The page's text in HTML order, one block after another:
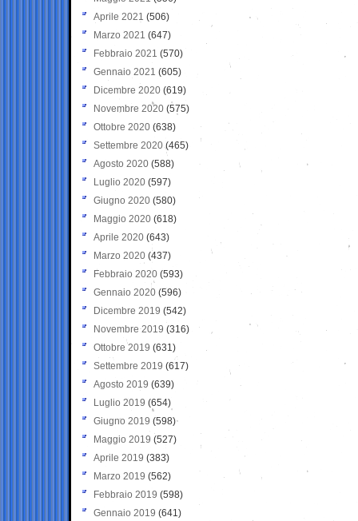
Aprile 2021 (506)
Marzo 2021 (647)
Febbraio 2021 (570)
Gennaio 2021 (605)
Dicembre 2020 (619)
Novembre 2020 (575)
Ottobre 2020 (638)
Settembre 2020(465)
Agosto 2020 (588)
Luglio 2020 (597)
Giugno 2020 (580)
Maggio 2020 (618)
Aprile 2020 (643)
Marzo 2020 (437)
Febbraio 2020 (593)
Gennaio 2020 (596)
Dicembre 2019 (542)
Novembre 2019 (316)
Ottobre 2019 (631)
Settembre 2019 (617)
Agosto 2019 (639)
Luglio 2019 (654)
Giugno 2019 (598)
Maggio 2019 (527)
Aprile 2019 (383)
Marzo 2019 (562)
Febbraio 2019 (598)
Gennaio 2019 (641)